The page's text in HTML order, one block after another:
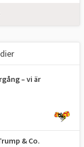
en ny lag
flesta
kräver
är överens.
– vi är
& Co.